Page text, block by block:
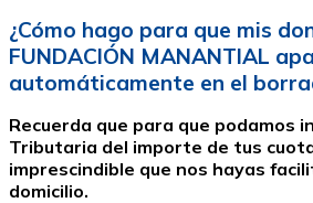
¿Cómo hago para que mis
FUNDACIÓN MANANTIAL
automáticamente en el
Recuerda que para que podamos
Tributaria del importe de tus
imprescindible que nos hayas
domicilio.